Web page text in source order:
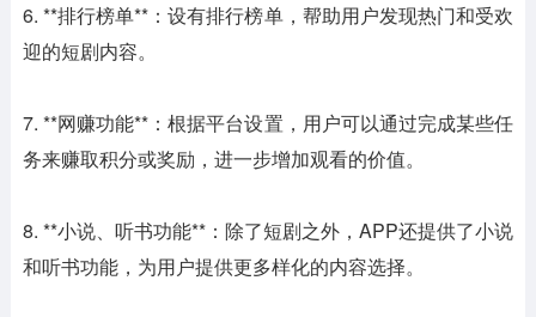
6. **排行榜单**：设有排行榜单，帮助用户发现热门和受欢
迎的短剧内容。
7. **网赚功能**：根据平台设置，用户可以通过完成某些任
务来赚取积分或奖励，进一步增加观看的价值。
8. **小说、听书功能**：除了短剧之外，APP还提供了小说
和听书功能，为用户提供更多样化的内容选择。